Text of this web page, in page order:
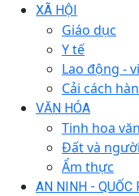
XÃ HỘI
Giáo dục
Y tế
Lao động -
Cải cách
VĂN HÓA
Tinh hoa
Đất và
Ẩm thực
AN NINH - QUỐC